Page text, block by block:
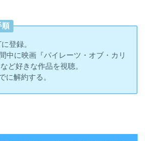
順
登録。
中に映画『パイレーツ・オブ・カリ
ど好きな作品を視聴。
解約する。